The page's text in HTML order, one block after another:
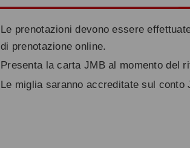
Le prenotazioni devono essere
di prenotazione online.
Presenta la carta JMB al momento del
Le miglia saranno accreditate sul